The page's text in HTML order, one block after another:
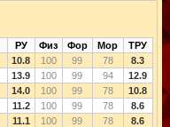
РУ Физ Фор Мор
ТРУ
10.8 100 99 78
8.3
13.9 100 99 94
12.9
14.0 100 99 78
10.8
11.2 100 99 78
8.6
11.1 100 99 78
8.6